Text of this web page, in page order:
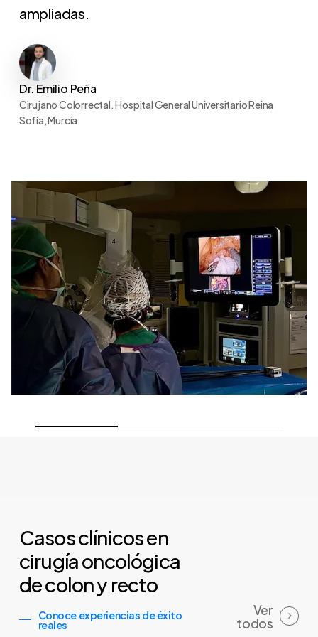
ampliadas.
Dr. Emilio Peña
Cirujano Colorrectal. Hospital General Universitario Reina
Sofía, Murcia
Casos clínicos en
cirugía oncológica
de colon y recto
Conoce experiencias de éxito
reales
Ver
todos